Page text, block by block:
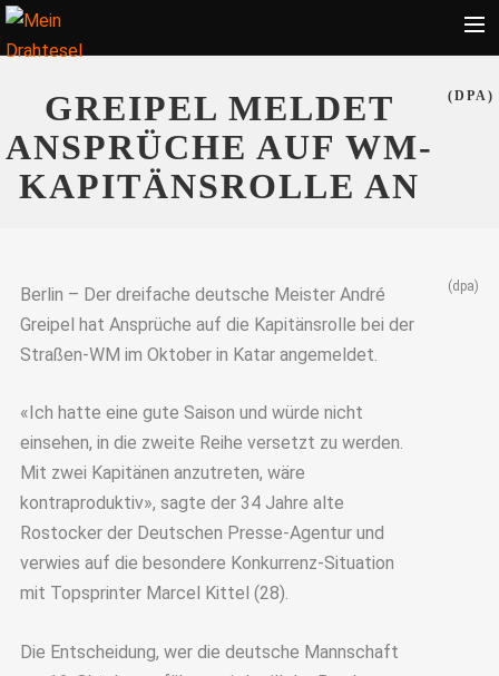
Ratgeber
Suche
GREIPEL MELDET
ANSPRÜCHE AUF WM-
KAPITÄNSROLLE AN
(DPA)
Berlin – Der dreifache deutsche Meister André
Greipel hat Ansprüche auf die Kapitänsrolle bei der
Straßen-WM im Oktober in Katar angemeldet.
«Ich hatte eine gute Saison und würde nicht
einsehen, in die zweite Reihe versetzt zu werden.
Mit zwei Kapitänen anzutreten, wäre
kontraproduktiv», sagte der 34 Jahre alte
Rostocker der Deutschen Presse-Agentur und
verwies auf die besondere Konkurrenz-Situation
mit Topsprinter Marcel Kittel (28).
Die Entscheidung, wer die deutsche Mannschaft
(dpa)